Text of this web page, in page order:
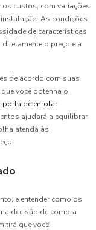
custos, com variações
As condições
de características
o preço e a
de acordo com suas
você obtenha o
porta de enrolar
ajudará a equilibrar
atenda às
e entender como os
decisão de compra
que você